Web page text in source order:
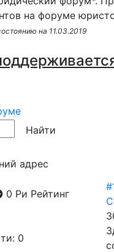
на форуме
на 11.03.2019
адрес
0 Ри Рейтинг
0